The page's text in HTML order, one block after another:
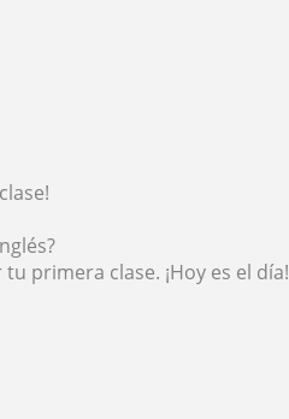
primera clase. ¡Hoy es el día!